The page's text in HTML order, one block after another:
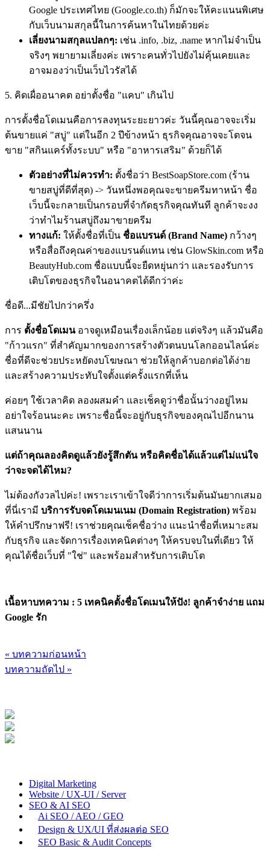
Google ประเทศไทย (Google.co.th) ก็มักจะให้คะแนนพิเศษ
กับเว็บนามสกุลนี้ในการค้นหาในไทยด้วยค่ะ
เลี่ยงนามสกุลแปลกๆ: เช่น .info, .biz, .name หากไม่จำเป็น
จริงๆ พยายามเลี่ยงค่ะ เพราะคนทั่วไปยังไม่คุ้นเคยและ
อาจมองว่าเป็นเว็บไวรัสได้
5. คิดเผื่ออนาคต อย่าตั้งชื่อ "แคบ" เกินไป
การตั้งชื่อโดเมนคือการลงทุนระยะยาวค่ะ วันนี้คุณอาจจะเริ่ม
ต้นขายแค่ "สบู่" แต่ในอีก 2 ปีข้างหน้า ธุรกิจคุณอาจจะโตจน
ขาย "สกินแคร์ทั้งระบบ" หรือ "อาหารเสริม" ด้วยก็ได้
ตัวอย่างที่ไม่ควรทำ: ตั้งชื่อว่า BestSoapStore.com (ร้าน
ขายสบู่ที่ดีที่สุด) -> วันหนึ่งพอคุณจะขายครีมทาหน้า ชื่อ
เว็บนี้จะกลายเป็นกรอบที่จำกัดธุรกิจคุณทันที ลูกค้าจะงง
ว่าทำไมร้านสบู่ถึงมาขายครีม
ทางแก้: ให้ตั้งชื่อที่เป็น ชื่อแบรนด์ (Brand Name) กว้างๆ
หรือสื่อถึงคุณค่าของแบรนด์แทน เช่น GlowSkin.com หรือ
BeautyHub.com ชื่อแบบนี้จะยืดหยุ่นกว่า และรองรับการ
เติบโตของธุรกิจในอนาคตได้ดีกว่าค่ะ
ชื่อดี...มีชัยไปกว่าครึ่ง
การ ตั้งชื่อโดเมนอาจดูเหมือนเรื่องเล็กน้อย แต่จริงๆ แล้วมันคือ
"ก้าวแรก" ที่สำคัญมากของการสร้างตัวตนบนโลกออนไลน์ค่ะ
ชื่อที่ดีจะช่วยประหยัดงบโฆษณา ช่วยให้ลูกค้าบอกต่อได้ง่าย
และสร้างความประทับใจตั้งแต่ครั้งแรกที่เห็น
ค่อยๆ ใช้เวลาคิด ลองผสมคำ และเช็คดูว่าชื่อนั้นว่างอยู่ไหม
อย่าใจร้อนนะคะ เพราะชื่อนี้จะอยู่กับธุรกิจของคุณไปอีกนาน
แสนนาน
แต่ถ้าคุณลองคิดดูแล้วยังรู้สึกตัน หรือคิดชื่อได้แล้วแต่ไม่แน่ใจ
ว่าจะจดได้ไหม?
ไม่ต้องกังวลไปค่ะ! เพราะเราเข้าใจดีว่าการเริ่มต้นมันยากเสมอ
ที่นี่เรามี บริการรับจดโดเมนเนม (Domain Registration) พร้อม
ให้คำปรึกษาฟรี! เราช่วยคุณเช็คชื่อว่าง แนะนำชื่อที่เหมาะสม
กับธุรกิจ และจัดการเรื่องเทคนิคต่างๆ ให้ครบจบในที่เดียว ให้
คุณได้ชื่อเว็บที่ "ใช่" และพร้อมสำหรับการเติบโต
เนื้อหาบทความ : 5 เทคนิคตั้งชื่อโดเมนให้ปัง! ลูกค้าจำง่าย แถม
Google รัก
« บทความก่อนหน้า
บทความถัดไป »
Digital Marketing
Website / UX-UI / Server
SEO & AI SEO
Ai SEO / AEO / GEO
Design & UX/UI ที่ส่งผลต่อ SEO
SEO Basic & Audit Concepts